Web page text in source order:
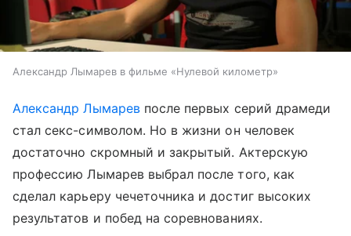
Александр Лымарев в фильме «Нулевой километр»
Александр Лымаревпосле первых серий драмеди
стал секс-символом. Но в жизни он человек
достаточно скромный и закрытый. Актерскую
профессию Лымарев выбрал после того, как
сделал карьеру чечеточника и достиг высоких
результатов и побед на соревнованиях.